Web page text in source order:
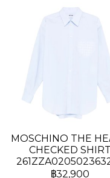
MOSCHINO THE
CHECKED SHIRT
฿32,900